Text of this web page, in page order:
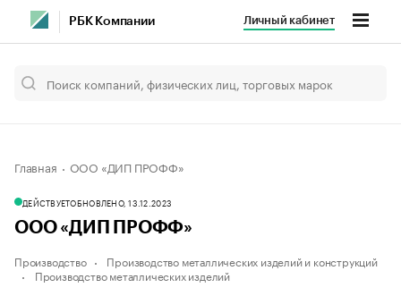
РБК Компании Личный кабинет
Главная ООО «ДИП ПРОФФ»
ДЕЙСТВУЕТОБНОВЛЕНО, 13.12.2023
ООО «ДИП ПРОФФ»
Производство
Производство металлических изделий и конструкций
Производство металлических изделий